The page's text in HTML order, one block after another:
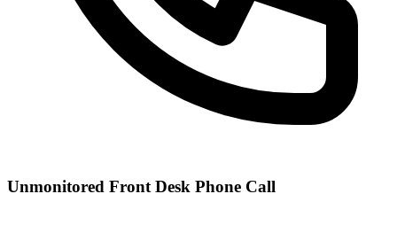
Unmonitored Front Desk Phone Call